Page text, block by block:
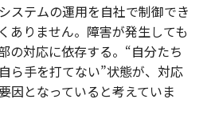
ステムの運用を自社で制御でき
ありません。障害が発生しても
の対応に依存する。“自分たち
ら手を打てない”状態が、対応
因となっていると考えていま